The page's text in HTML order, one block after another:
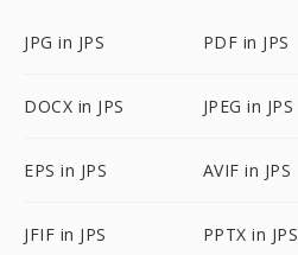
JPG in JPS PDF in JPS
DOCX in JPS JPEG in JPS
EPS in JPS AVIF in JPS
JFIF in JPS PPTX in JPS